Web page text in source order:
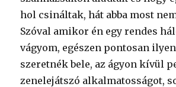
hol csináltak, hát abba most
Szóval amikor én egy rendes
vágyom, egészen pontosan
szeretnék bele, az ágyon kívül
zenelejátszó alkalmatosságot,